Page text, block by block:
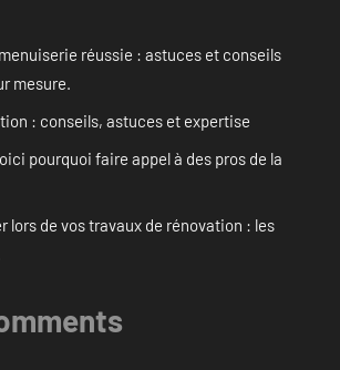
réussie : astuces et conseils
mesure.
: conseils, astuces et expertise
pourquoi faire appel à des pros de la
lors de vos travaux de rénovation : les